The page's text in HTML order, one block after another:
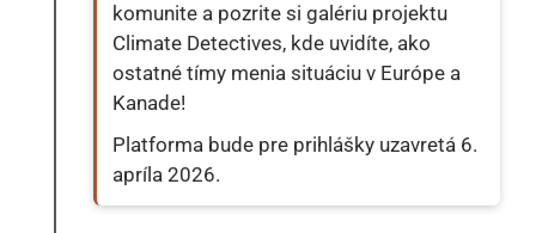
komunite a pozrite si galériu projektu
Climate Detectives, kde uvidíte, ako
ostatné tímy menia situáciu v Európe a
Kanade!
Platforma bude pre prihlášky uzavretá 6.
apríla 2026.